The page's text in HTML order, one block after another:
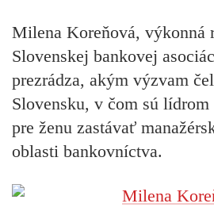
Milena Koreňová, výkonná
Slovenskej bankovej
prezrádza, akým výzvam
Slovensku, v čom sú lídrom
pre ženu zastávať
oblasti bankovníctva.